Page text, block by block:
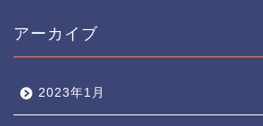
アーカイブ
2023年1月